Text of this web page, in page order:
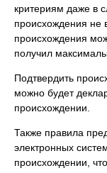
критериям даже в
происхождения не
происхождения
получил
Подтвердить
можно будет
происхождении.
Также правила
электронных
происхождении,